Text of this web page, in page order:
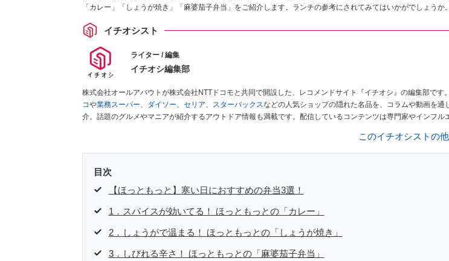
「カレー」「しょうが焼き」「麻婆茄子弁当」をご紹介します。ランチの参考にされてみてはいかがでしょうか。
イチオシスト
ライター / 編集
イチオシ編集部
株式会社オールアバウトが株式会社NTTドコモと共同で開設した、レコメンドサイト『イチオシ』の編集部です。
コや業務スーパー、 ダイソー、 セリア、 スターバックスなどの人気ショップの隠れた名品を、コラムや動画を通
介。話題のグルメやマニアが紹介するアウトドア情報も満載です。配信しているコンテンツは専門家やインフル
このイチオシストの
目次
【ほっともっと】寒い日におすすめの弁当3選！
1．スパイスが効いてる！ ほっともっとの「カレー」
2．しょうがで温まる！ ほっともっとの「しょうが焼き」
3．しびれる辛さ！ ほっともっとの「麻婆茄子弁当」